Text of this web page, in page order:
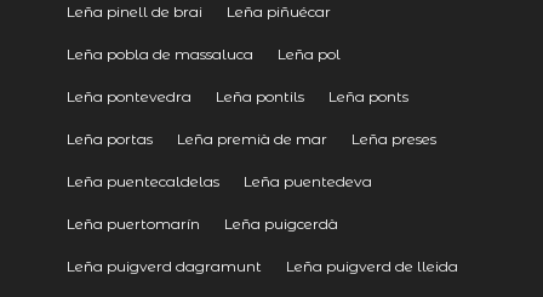
Leña pinell de brai Leña piñuécar
Leña pobla de massaluca Leña pol
Leña pontevedra Leña pontils Leña ponts
Leña portas Leña premià de mar Leña preses
Leña puentecaldelas Leña puentedeva
Leña puertomarín Leña puigcerdà
Leña puigverd dagramunt Leña puigverd de lleida